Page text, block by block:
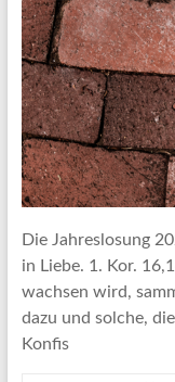
Die Jahreslosung
in Liebe. 1. Kor.
wachsen wird,
dazu und solche,
Konfis